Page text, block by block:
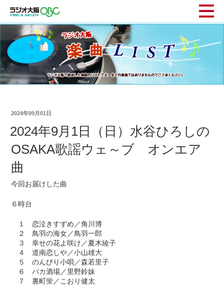
2024年09月01日
2024年9月1日（日）水谷ひろしの
OSAKA歌謡ウェ～ブ オンエア
曲
今回お届けした曲
６時台
１ 恋泣きすずめ／角川博
２ 鳥羽の海女／鳥羽一郎
３ 幸せの花よ咲け／夏木綾子
４ 道南恋しや／小山雄大
５ のんびり小唄／森若里子
６ バカ酒場／里野鈴妹
７ 裏町蛍／こおり健太